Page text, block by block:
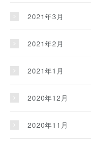
2021年3月
2021年2月
2021年1月
2020年12月
2020年11月